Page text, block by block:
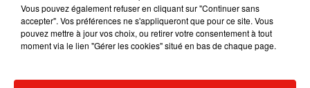
Swedish House Mafia et Lykke Li
dévoilent « Happiness Is So Sad »
Vous pouvez également refuser en cliquant sur "Continuer sans
accepter". Vos préférences ne s'appliqueront que pour ce site. Vous
pouvez mettre à jour vos choix, ou retirer votre consentement à tout
moment via le lien "Gérer les cookies" situé en bas de chaque page.